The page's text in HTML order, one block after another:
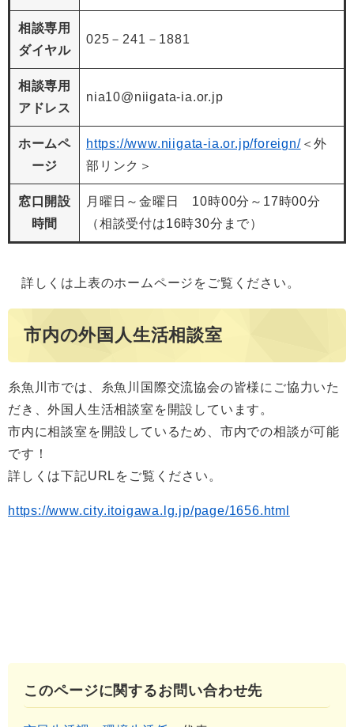
相談専用
ダイヤル
025－241－1881
相談専用
アドレス
nia10@niigata-ia.or.jp
ホームペ
ージ
https://www.niigata-ia.or.jp/foreign/＜外
部リンク＞
窓口開設
時間
月曜日～金曜日 10時00分～17時00分
（相談受付は16時30分まで）
詳しくは上表のホームページをご覧ください。
市内の外国人生活相談室
糸魚川市では、糸魚川国際交流協会の皆様にご協力いた
だき、外国人生活相談室を開設しています。
市内に相談室を開設しているため、市内での相談が可能
です！
詳しくは下記URLをご覧ください。
https://www.city.itoigawa.lg.jp/page/1656.html
このページに関するお問い合わせ先